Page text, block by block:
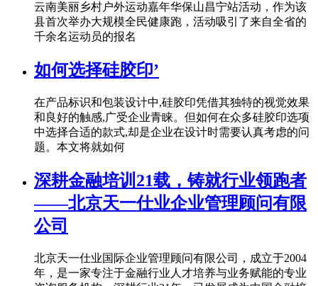
云南美丽乡村户外运动嘉年华保山昌宁站活动，作为该
县首次举办大规模全民健康跑，活动吸引了来自全省的
千余名运动员的报名
如何选择硅胶印’
在产品标识和包装设计中,硅胶印凭借其独特的视觉效果
和良好的触感,广受企业青睐。但如何在众多硅胶印选项
中选择合适的款式,却是企业在设计时需要认真考虑的问
题。本文将就如何
深耕金融培训21载，铸就行业领跑者
——北京天一仕业企业管理顾问有限
公司
北京天一仕业国际企业管理顾问有限公司，成立于2004
年，是一家专注于金融行业人才培养与业务赋能的专业